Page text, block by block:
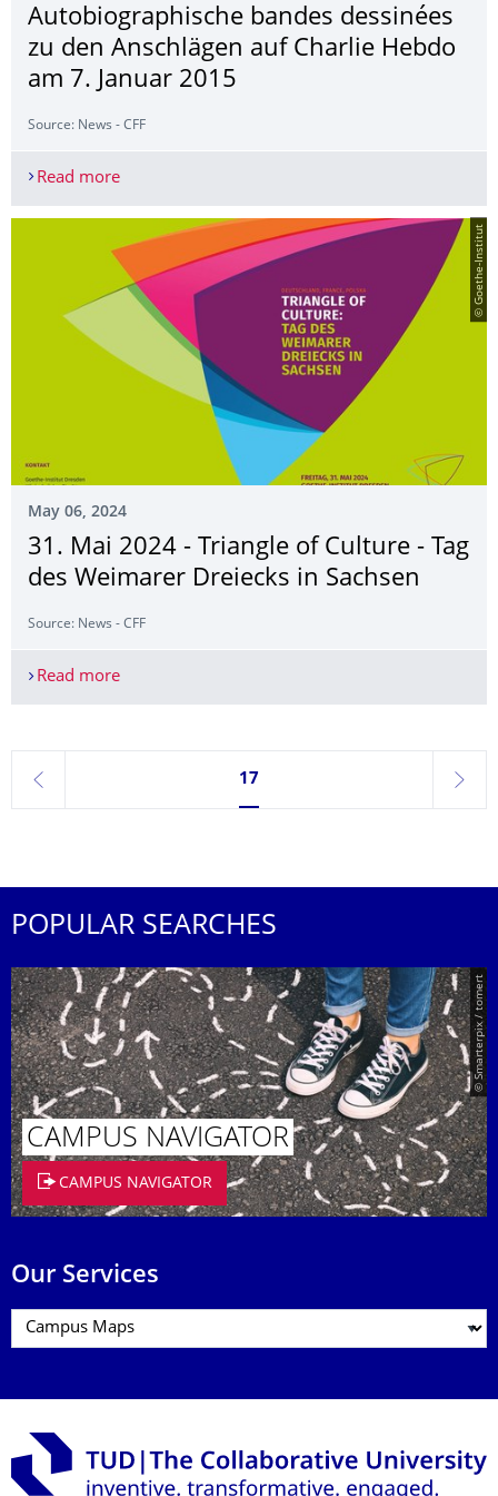
Autobiographi­sche bandes dessinées
zu den Anschlägen auf Charlie Hebdo
am 7. Januar 2015
Source: News - CFF
Read more6. Juni 2024: Vortrag Myriam Macé (Bremen):
© Goethe-Institut
May 06, 2024
31. Mai 2024 - Triangle of Culture - Tag
des Weimarer Dreiecks in Sachsen
Source: News - CFF
Read more31. Mai 2024 - Triangle of Culture - Tag des
previous
Currently on page 17
17
next
POPULAR SEARCHES
© Smarterpix / tomert
CAMPUS NAVIGATOR
CAMPUS NAVIGATOR
Our Services